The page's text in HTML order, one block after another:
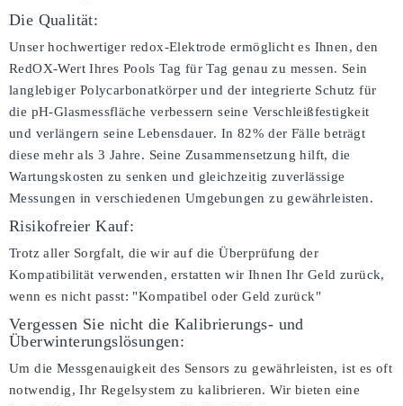
Die Qualität:
Unser hochwertiger redox-Elektrode ermöglicht es Ihnen, den
RedOX-Wert Ihres Pools Tag für Tag genau zu messen. Sein
langlebiger Polycarbonatkörper und der integrierte Schutz für
die pH-Glasmessfläche verbessern seine Verschleißfestigkeit
und verlängern seine Lebensdauer. In 82% der Fälle beträgt
diese mehr als 3 Jahre. Seine Zusammensetzung hilft, die
Wartungskosten zu senken und gleichzeitig zuverlässige
Messungen in verschiedenen Umgebungen zu gewährleisten.
Risikofreier Kauf:
Trotz aller Sorgfalt, die wir auf die Überprüfung der
Kompatibilität verwenden, erstatten wir Ihnen Ihr Geld zurück,
wenn es nicht passt: "Kompatibel oder Geld zurück"
Vergessen Sie nicht die Kalibrierungs- und
Überwinterungslösungen:
Um die Messgenauigkeit des Sensors zu gewährleisten, ist es oft
notwendig, Ihr Regelsystem zu kalibrieren. Wir bieten eine